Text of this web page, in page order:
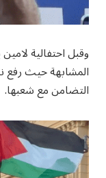
وقبل احتفالية
المشابهة حيث رفع
التضامن مع شعبها.